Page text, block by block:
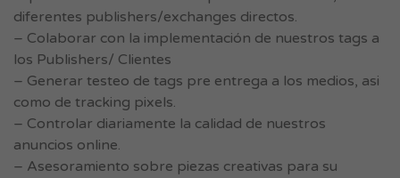
diferentes publishers/exchanges directos.
– Colaborar con la implementación de nuestros tags a
los Publishers/ Clientes
– Generar testeo de tags pre entrega a los medios, asi
como de tracking pixels.
– Controlar diariamente la calidad de nuestros
anuncios online.
– Asesoramiento sobre piezas creativas para su